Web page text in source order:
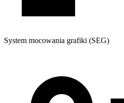
System mocowania grafiki (SEG)